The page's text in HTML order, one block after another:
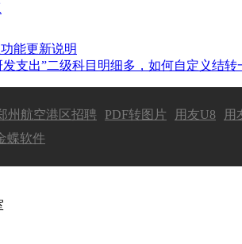
能更新说明
支出”二级科目明细多，如何自定义结转
州航空港区招聘 PDF转图片 用友U8 用
蝶软件